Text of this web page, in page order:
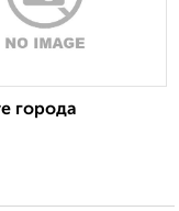
города